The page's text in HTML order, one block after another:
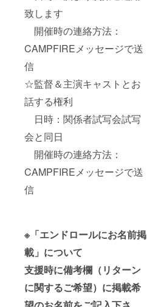
致します
開催時の連絡方法：
CAMPFIREメッセージで送
信
☆監督＆主演キャストとお
話する権利
日時：関係者試写会試写
会と同日
開催時の連絡方法：
CAMPFIREメッセージで送
信
※「エンドロールにお名前掲
載」について
支援時に備考欄（リターン
に関するご希望）に掲載希